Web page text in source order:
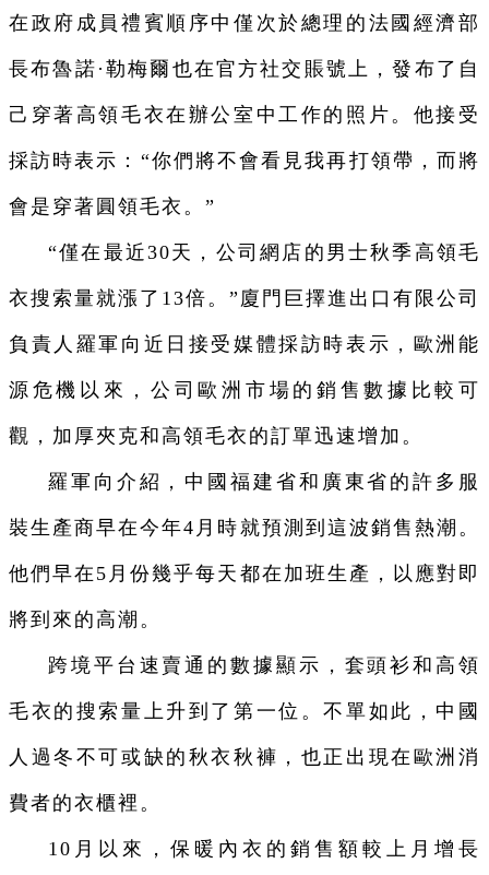
在政府成員禮賓順序中僅次於總理的法國經濟部
長布魯諾·勒梅爾也在官方社交賬號上，發布了自
己穿著高領毛衣在辦公室中工作的照片。他接受
採訪時表示：“你們將不會看見我再打領帶，而將
會是穿著圓領毛衣。”
“僅在最近30天，公司網店的男士秋季高領毛
衣搜索量就漲了13倍。”廈門巨擇進出口有限公司
負責人羅軍向近日接受媒體採訪時表示，歐洲能
源危機以來，公司歐洲市場的銷售數據比較可
觀，加厚夾克和高領毛衣的訂單迅速增加。
羅軍向介紹，中國福建省和廣東省的許多服
裝生產商早在今年4月時就預測到這波銷售熱潮。
他們早在5月份幾乎每天都在加班生產，以應對即
將到來的高潮。
跨境平台速賣通的數據顯示，套頭衫和高領
毛衣的搜索量上升到了第一位。不單如此，中國
人過冬不可或缺的秋衣秋褲，也正出現在歐洲消
費者的衣櫃裡。
10月以來，保暖內衣的銷售額較上月增長